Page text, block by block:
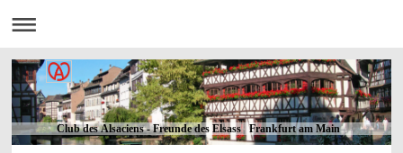
Club des Alsaciens - Freunde des Elsass Frankfurt am Main